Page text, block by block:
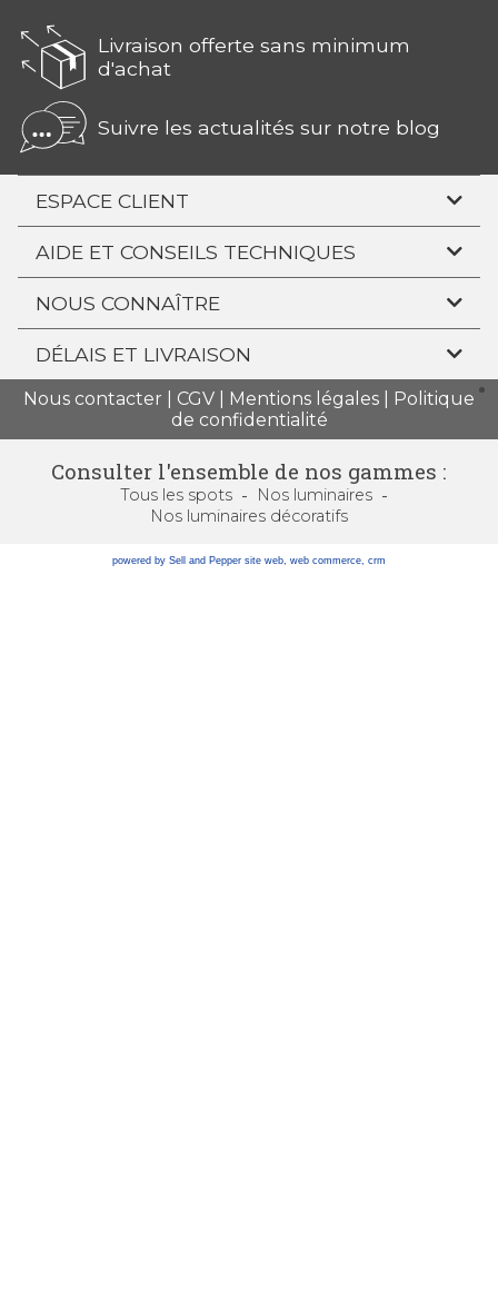
Livraison offerte sans minimum
d'achat
Suivre les actualités sur notre blog
ESPACE CLIENT
AIDE ET CONSEILS TECHNIQUES
NOUS CONNAÎTRE
DÉLAIS ET LIVRAISON
Nous contacter CGV Mentions légales
Politique
de confidentialité
Consulter l'ensemble de nos gammes :
Tous les spots
Nos luminaires
Nos luminaires décoratifs
powered by Sell and Pepper site web web commerce crm